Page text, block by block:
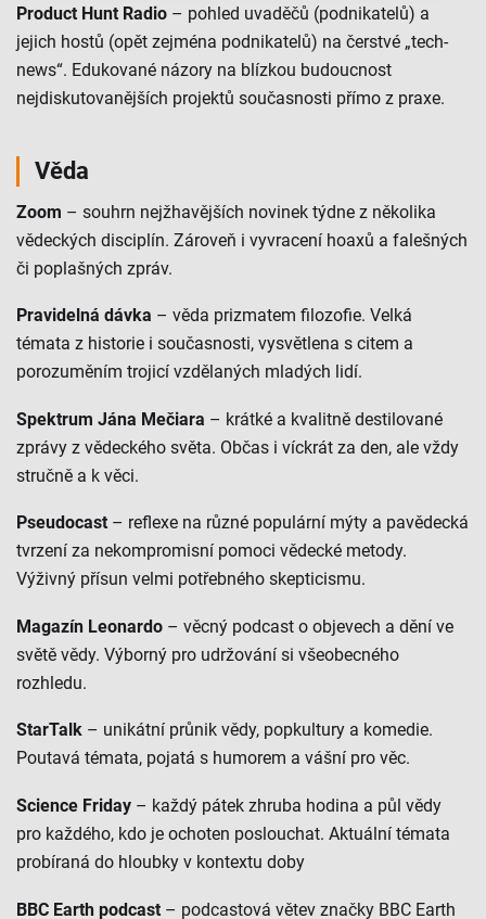
Product Hunt Radio – pohled uvaděčů (podnikatelů) a
jejich hostů (opět zejména podnikatelů) na čerstvé „tech-
news“. Edukované názory na blízkou budoucnost
nejdiskutovanějších projektů současnosti přímo z praxe.
Věda
Zoom – souhrn nejžhavějších novinek týdne z několika
vědeckých disciplín. Zároveň i vyvracení hoaxů a falešných
či poplašných zpráv.
Pravidelná dávka – věda prizmatem filozofie. Velká
témata z historie i současnosti, vysvětlena s citem a
porozuměním trojicí vzdělaných mladých lidí.
Spektrum Jána Mečiara – krátké a kvalitně destilované
zprávy z vědeckého světa. Občas i víckrát za den, ale vždy
stručně a k věci.
Pseudocast – reflexe na různé populární mýty a pavědecká
tvrzení za nekompromisní pomoci vědecké metody.
Výživný přísun velmi potřebného skepticismu.
Magazín Leonardo – věcný podcast o objevech a dění ve
světě vědy. Výborný pro udržování si všeobecného
rozhledu.
StarTalk – unikátní průnik vědy, popkultury a komedie.
Poutavá témata, pojatá s humorem a vášní pro věc.
Science Friday – každý pátek zhruba hodina a půl vědy
pro každého, kdo je ochoten poslouchat. Aktuální témata
probíraná do hloubky v kontextu doby
BBC Earth podcast – podcastová větev značky BBC Earth